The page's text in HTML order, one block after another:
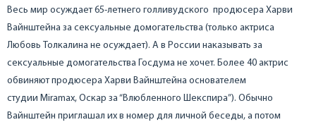
Весь мир осуждает 65-летнего голливудского продюсера Харви
Вайнштейна за сексуальные домогательства (только актриса
Любовь Толкалина не осуждает). А в России наказывать за
сексуальные домогательства Госдума не хочет. Более 40 актрис
обвиняют продюсера Харви Вайнштейна основателем
студии Miramax, Оскар за “Влюбленного Шекспира”). Обычно
Вайнштейн приглашал их в номер для личной беседы, а потом